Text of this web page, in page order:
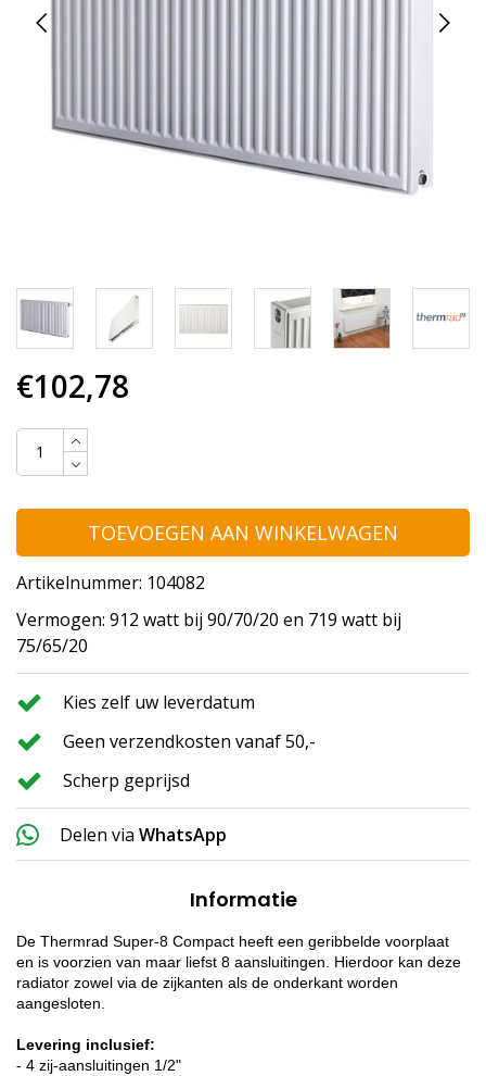
€102,78
TOEVOEGEN AAN WINKELWAGEN
Artikelnummer: 104082
Vermogen: 912 watt bij 90/70/20 en 719 watt bij
75/65/20
Kies zelf uw leverdatum
Geen verzendkosten vanaf 50,-
Scherp geprijsd
Delen via WhatsApp
Informatie
De Thermrad Super-8 Compact heeft een geribbelde voorplaat
en is voorzien van maar liefst 8 aansluitingen. Hierdoor kan deze
radiator zowel via de zijkanten als de onderkant worden
aangesloten.
Levering inclusief:
- 4 zij-aansluitingen 1/2"